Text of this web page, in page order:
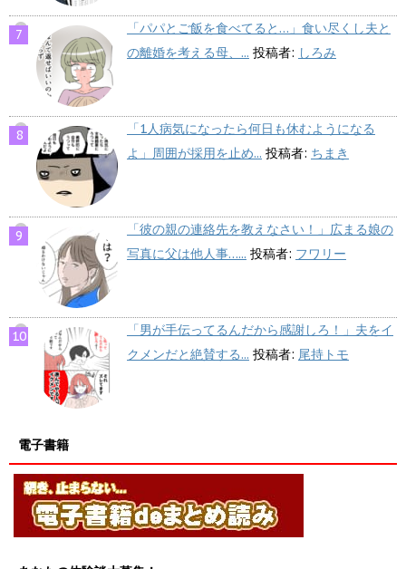
「パパとご飯を食べてると…」食い尽くし夫と
の離婚を考える母、... 投稿者: しろみ
「1人病気になったら何日も休むようになる
よ」周囲が採用を止め... 投稿者: ちまき
「彼の親の連絡先を教えなさい！」広まる娘の
写真に父は他人事…... 投稿者: フワリー
「男が手伝ってるんだから感謝しろ！」夫をイ
クメンだと絶賛する... 投稿者: 尾持トモ
電子書籍